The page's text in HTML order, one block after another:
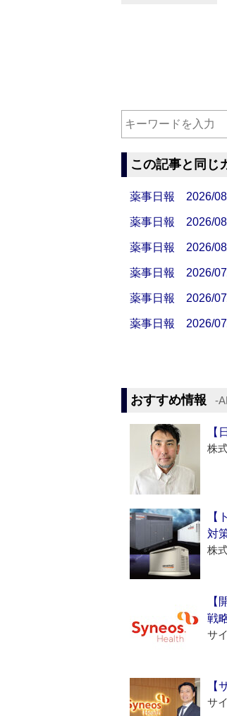
この記事と同じ
薬事日報 2026/
薬事日報 2026/
薬事日報 2026/
薬事日報 2026/
薬事日報 2026/
薬事日報 2026/
おすすめ情報
【
株
【
対
株
【
戦
サ
【
サ